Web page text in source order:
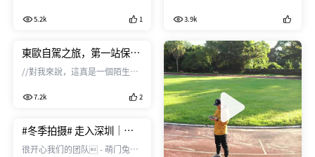
及對於影像問題的
跟大家分享（最近Mini2 出了覺
很心動）
5.2k 1
2020，加油！ - - - - 旅程的剪辑
是去年夏天的东欧之旅，保加利
亚为第一站。 这一篇为了要去里
拉修道院所以提早租了车，就點
進影片看看發生了什麼事吧！
3.9k
東歐自駕之旅，第一站保加
利亞，魅力首都索菲亞（上
集）
//對我來說，這真是一個陌生的
了保加利亞。 //沒去過之前對這
的魁地奇世界杯中的保加利亞隊
7.2k 2
#冬季拍摄# 走入深圳｜深
圳两岸暨港澳航拍大赛｜银
很开心我们的团队 - 萌门兔能